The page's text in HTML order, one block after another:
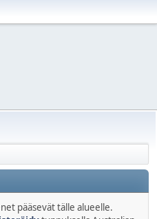
pääsevät tälle alueelle.